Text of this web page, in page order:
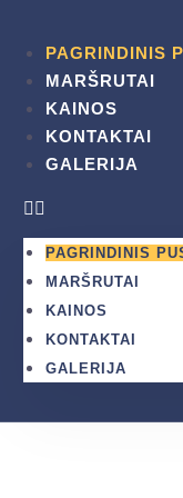
PAGRINDINIS
MARŠRUTAI
KAINOS
KONTAKTAI
GALERIJA
PAGRINDINIS
MARŠRUTAI
KAINOS
KONTAKTAI
GALERIJA